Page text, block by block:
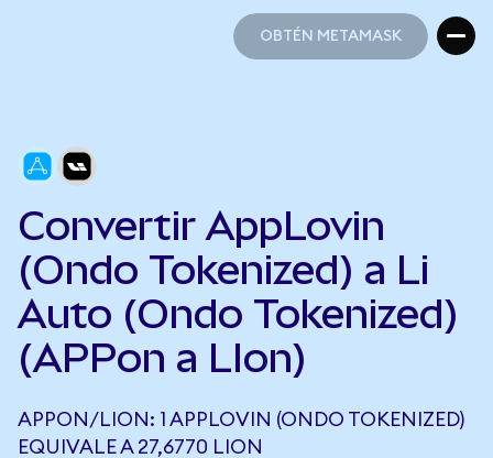
OBTÉN METAMASK
Convertir AppLovin
(Ondo Tokenized) a Li
Auto (Ondo Tokenized)
(APPon a LIon)
APPON/LION: 1 APPLOVIN (ONDO TOKENIZED)
EQUIVALE A 27,6770 LION